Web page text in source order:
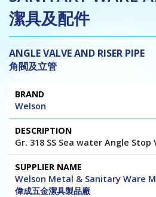
潔具及配件
ANGLE VALVE AND RISER PIPE
角閥及立管
Brand
Welson
Gr. 318 SS Sea water Angle Stop
Welson Metal & Sanitary Ware
偉成五金潔具製品廠